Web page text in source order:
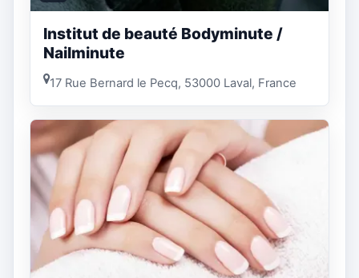
Institut de beauté Bodyminute /
Nailminute
17 Rue Bernard le Pecq, 53000 Laval, France